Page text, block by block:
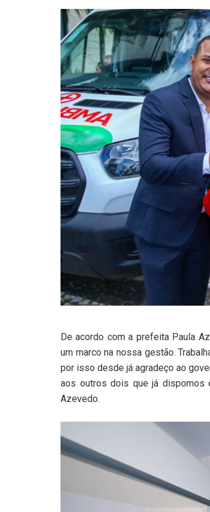
De acordo com a prefeita Paula
um marco na nossa gestão.
por isso desde já agradeço ao
aos outros dois que já dispomos
Azevedo.